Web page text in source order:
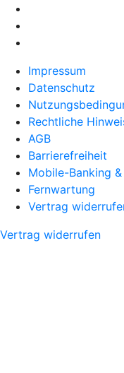
Impressum
Datenschutz
Rechtliche
AGB
Barrierefreiheit
Mobile-Banking
Fernwartung
Vertrag
Vertrag widerrufen